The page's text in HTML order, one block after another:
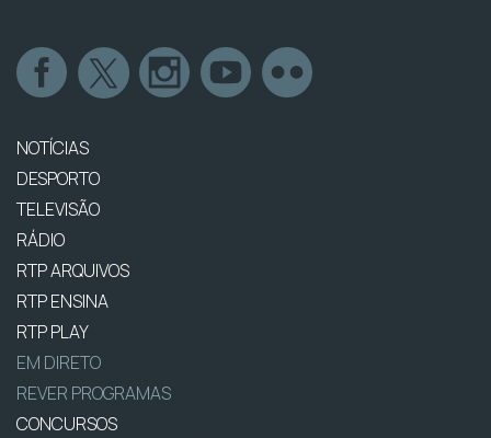
NOTÍCIAS
DESPORTO
TELEVISÃO
RÁDIO
RTP ARQUIVOS
RTP ENSINA
RTP PLAY
EM DIRETO
REVER PROGRAMAS
CONCURSOS